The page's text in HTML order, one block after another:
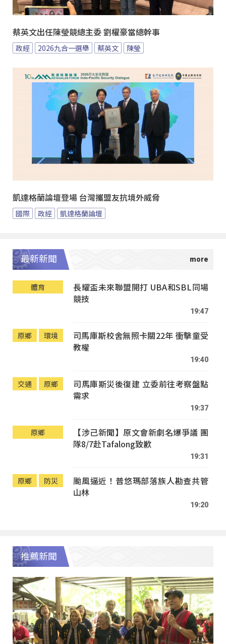
蔡英文出任陳瑩競總主委 劉櫂豪當總幹事
政經 2026九合一選舉 蔡英文 陳瑩
凱達格蘭論壇登場 台灣攜盟友抗境外威脅
國際 政經 凱達格蘭論壇
最新新聞
體育
長耀盃未來聯盟開打 UBA和SBL同場
競技
19:47
原鄉 環境
司馬庫斯校舍無照卡關22年 衝擊童受
教權
19:40
交通 原鄉
司馬庫斯災後復建 立委前往考察盤點
需求
19:37
原鄉
【涉己新聞】原文會新劇名爆爭議 團
隊8/7赴Tafalong致歉
19:31
原鄉 防災
颱風逼近！普悠瑪部落族人勘查共管
山林
19:20
推薦新聞